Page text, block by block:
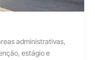
administrativas,
estágio e